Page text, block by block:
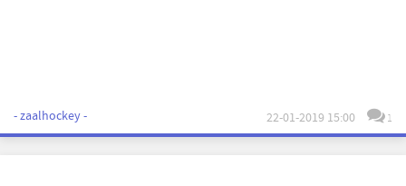
- zaalhockey - 22-01-2019 15:00 1